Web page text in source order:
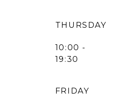
THURSDAY
10:00 -
19:30
FRIDAY